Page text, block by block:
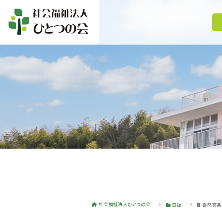
社会福祉法人ひとつの会 日誌 喜怒